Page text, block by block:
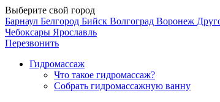
Выберите свой город
Барнаул Белгород Бийск Волгоград Воронеж
Чебоксары Ярославль
Перезвонить
Гидромассаж
Что такое гидромассаж?
Собрать гидромассажную ванну